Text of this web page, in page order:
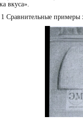
вкуса».
Сравнительные примеры